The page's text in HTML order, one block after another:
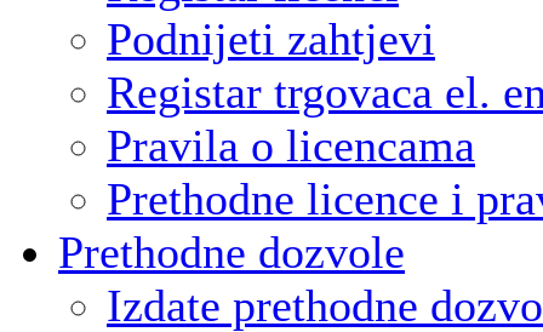
Podnijeti zahtjevi
Registar trgovaca el.
Pravila o licencama
Prethodne licence i
Prethodne dozvole
Izdate prethodne